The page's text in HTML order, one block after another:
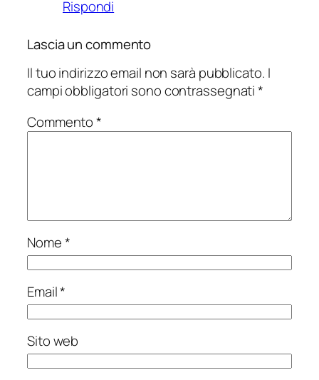
Rispondi
Lascia un commento
Il tuo indirizzo email non sarà pubblicato. I
campi obbligatori sono contrassegnati*
Commento*
Nome*
Email*
Sito web